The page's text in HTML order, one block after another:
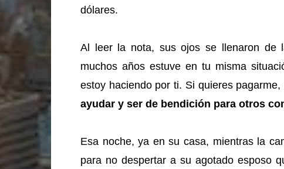
dólares.
Al leer la nota, sus ojos se llenaron de
muchos años estuve en tu misma
estoy haciendo por ti. Si quieres
ayudar y ser de bendición para otros
Esa noche, ya en su casa, mientras la
para no despertar a su agotado esposo